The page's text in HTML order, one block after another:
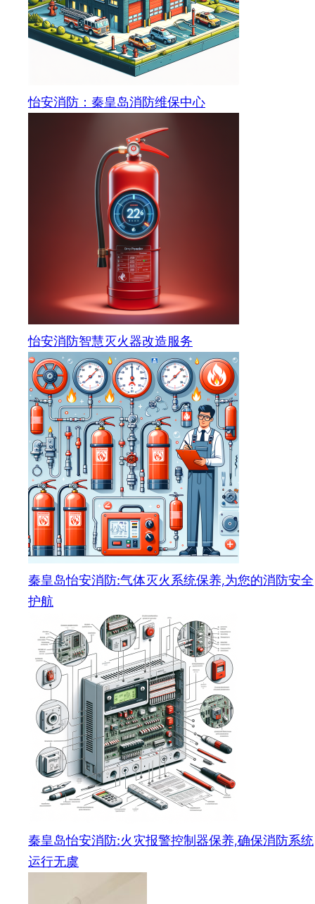
怡安消防：秦皇岛消防维保中心
怡安消防智慧灭火器改造服务
秦皇岛怡安消防:气体灭火系统保养,为您的消防安全
护航
秦皇岛怡安消防:火灾报警控制器保养,确保消防系统
运行无虞